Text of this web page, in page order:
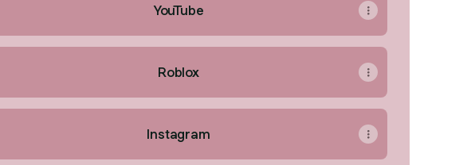
YouTube
Roblox
Instagram